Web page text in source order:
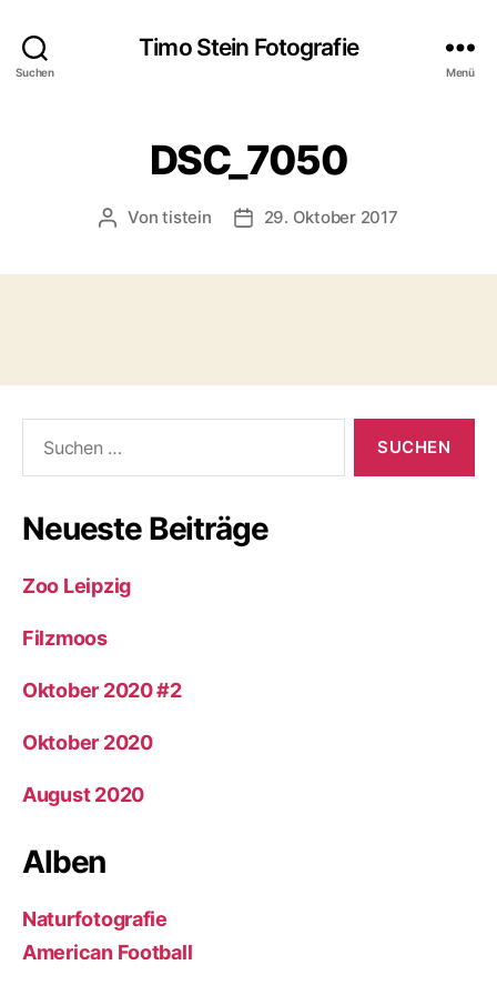
Suchen
Timo Stein Fotografie
Menü
DSC_7050
Beitragsautor
Vontistein Veröffentlichungsdatum
29. Oktober 2017
nach:
Neueste Beiträge
Zoo Leipzig
Filzmoos
Oktober 2020 #2
Oktober 2020
August 2020
Alben
Naturfotografie
American Football